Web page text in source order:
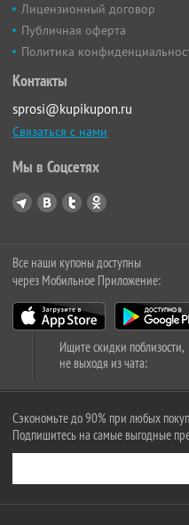
Лицензионный договор
Публичная оферта
Политика
Контакты
sprosi@kupikupon.ru
Связаться с нами
Мы в Соцсетях
Все наши купоны доступны
через Мобильное Приложение:
Ищите скидки поблизости,
не выходя из чата:
Сэкономьте до 90% при любых
Подпишитесь на самые выгодные